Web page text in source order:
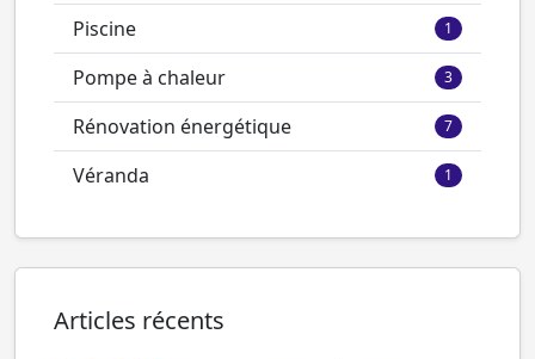
Piscine 1
Pompe à chaleur 3
Rénovation énergétique 7
Véranda 1
Articles récents